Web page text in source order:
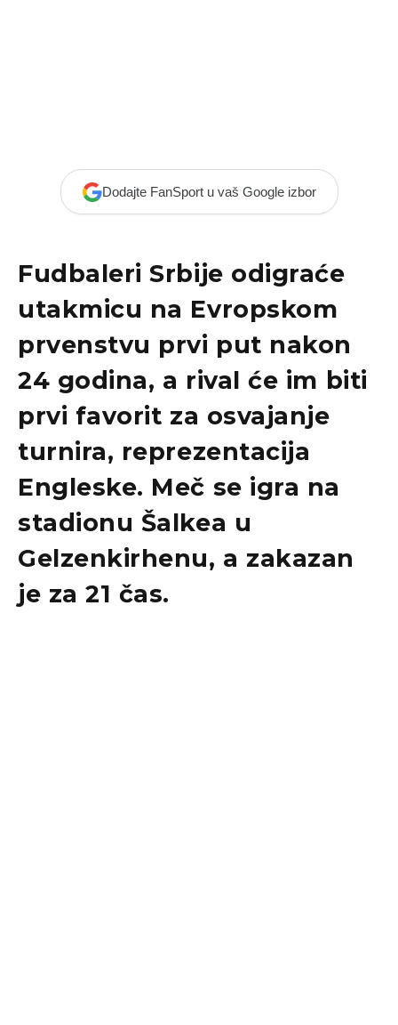
Dodajte FanSport u vaš Google izbor
Fudbaleri Srbije odigraće
utakmicu na Evropskom
prvenstvu prvi put nakon
24 godina, a rival će im biti
prvi favorit za osvajanje
turnira, reprezentacija
Engleske. Meč se igra na
stadionu Šalkea u
Gelzenkirhenu, a zakazan
je za 21 čas.